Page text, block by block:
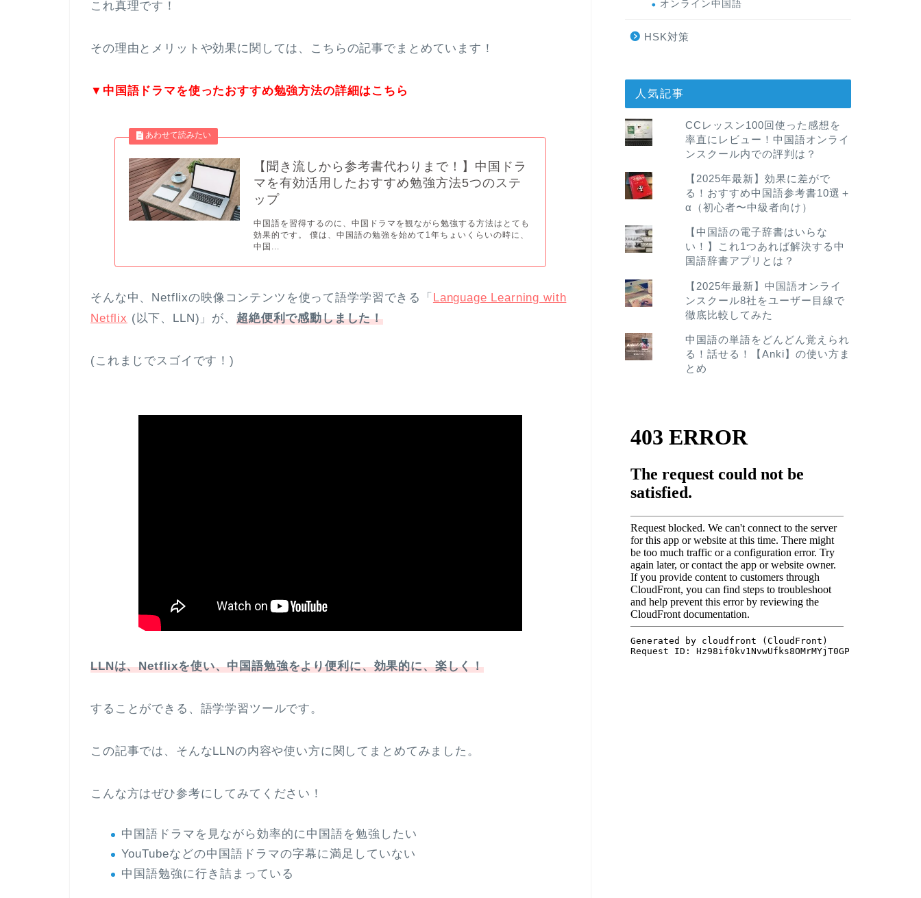
これ真理です！
その理由とメリットや効果に関しては、こちらの記事でまとめています！
▼中国語ドラマを使ったおすすめ勉強方法の詳細はこちら
【聞き流しから参考書代わりまで！】中国ドラ
マを有効活用したおすすめ勉強方法5つのステ
ップ
中国語を習得するのに、中国ドラマを観ながら勉強する方法はとても
効果的です。 僕は、中国語の勉強を始めて1年ちょいくらいの時に、
中国...
そんな中、Netflixの映像コンテンツを使って語学学習できる「 Language Learning with
Netflix (以下、LLN)」が、 超絶便利で感動しました！
(これまじでスゴイです！)
LLNは、Netflixを使い、中国語勉強をより便利に、効果的に、楽しく！
することができる、語学学習ツールです。
この記事では、そんなLLNの内容や使い方に関してまとめてみました。
こんな方はぜひ参考にしてみてください！
中国語ドラマを見ながら効率的に中国語を勉強したい
YouTubeなどの中国語ドラマの字幕に満足していない
中国語勉強に行き詰まっている
オンライン中国語
HSK対策
人気記事
CCレッスン100回使った感想を
率直にレビュー！中国語オンライ
ンスクール内での評判は？
【2025年最新】効果に差がで
る！おすすめ中国語参考書10選＋
α（初心者〜中級者向け）
【中国語の電子辞書はいらな
い！】これ1つあれば解決する中
国語辞書アプリとは？
【2025年最新】中国語オンライ
ンスクール8社をユーザー目線で
徹底比較してみた
中国語の単語をどんどん覚えられ
る！話せる！【Anki】の使い方ま
とめ